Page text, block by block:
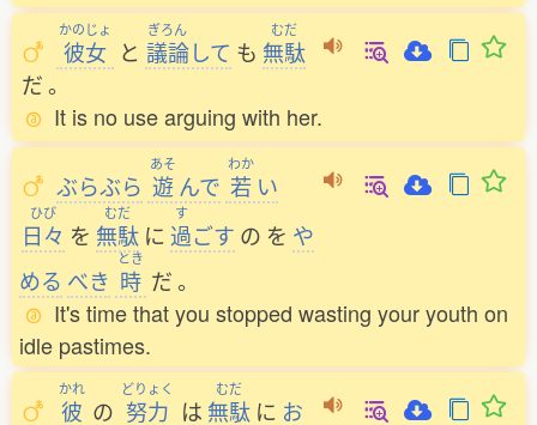
かのじょ
彼女 と
ぎろん
議論して も
むだ
無駄
だ。
It is no use arguing with her.
ぶらぶら
あそ
遊んで
わか
若 い
ひび
日々 を
むだ
無駄 に
す
過ごす の を や
める べき
とき
時 だ。
It's time that you stopped wasting your youth on
idle pastimes.
かれ
彼 の
どりょく
努力 は
むだ
無駄 に お